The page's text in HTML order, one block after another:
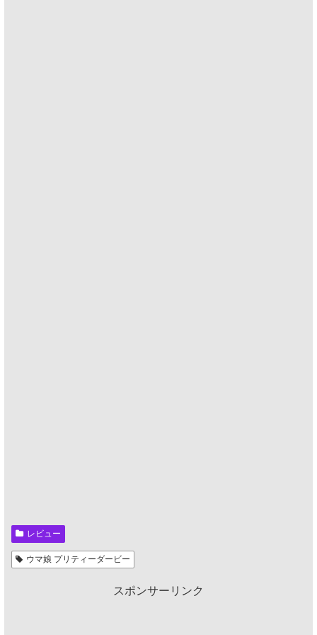
レビュー
ウマ娘 プリティーダービー
スポンサーリンク